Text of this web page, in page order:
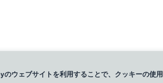
ウェブサイトを利用することで、クッキーの使用